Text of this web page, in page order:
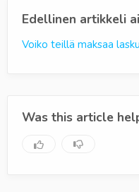
Edellinen artikkeli
Voiko teillä maksaa
Was this article